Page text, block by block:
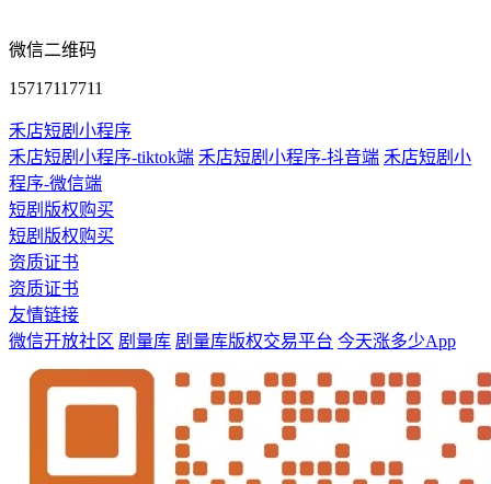
微信二维码
15717117711
禾店短剧小程序
禾店短剧小程序-tiktok端 禾店短剧小程序-抖音端 禾店短剧小
程序-微信端
短剧版权购买
短剧版权购买
资质证书
资质证书
友情链接
微信开放社区 剧量库 剧量库版权交易平台 今天涨多少App